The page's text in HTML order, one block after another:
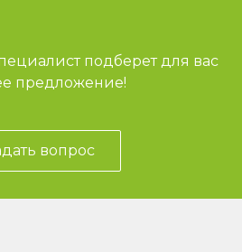
подберет для вас
предложение!
вопрос